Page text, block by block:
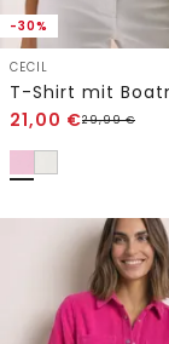
-30%
CECIL
21,00 €29,99€